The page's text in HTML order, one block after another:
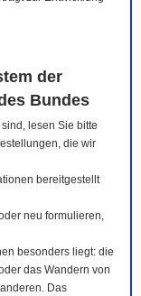
der
Bundes
lesen Sie bitte
die wir
bereitgestellt
neu formulieren,
besonders liegt: die
das Wandern von
Das